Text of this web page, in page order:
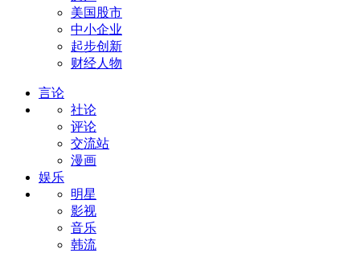
美国股市
中小企业
起步创新
财经人物
言论
社论
评论
交流站
漫画
娱乐
明星
影视
音乐
韩流